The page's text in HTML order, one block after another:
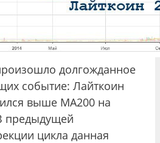
долгожданное
событие: Лайткоин
выше МА200 на
предыдущей
цикла данная